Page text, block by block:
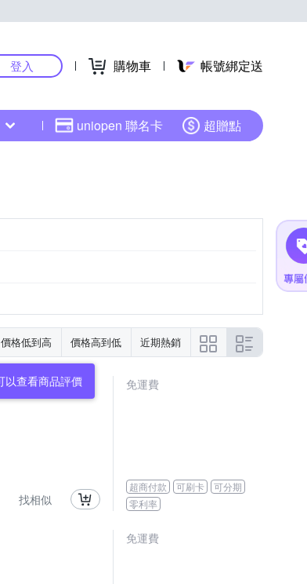
登入 購物車 帳號綁定送
uniopen 聯名卡 超贈點
價格低到高 價格高到低 近期熱銷
找相似
免運費
超商付款 可刷卡
可分期
零利率
免運費